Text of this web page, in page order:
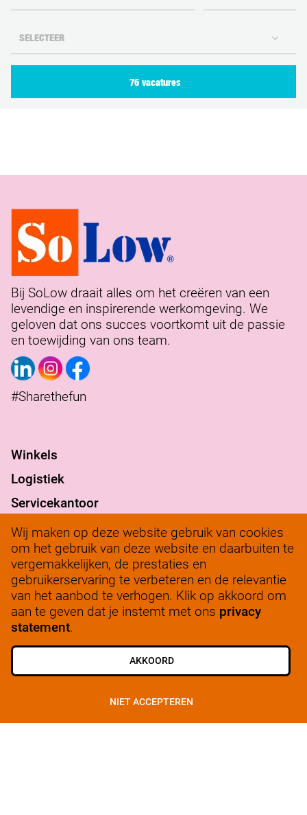
76 vacatures
Bij SoLow draait alles om het creëren van een
levendige en inspirerende werkomgeving. We
geloven dat ons succes voortkomt uit de passie
en toewijding van ons team.
#Sharethefun
Winkels
Logistiek
Servicekantoor
Verantwoord ondernemen
werkenbij@solow.nl
+ 31 345 62 14 32
Bedrijfsleidersportaal
Wij maken op deze website gebruik van cookies
om het gebruik van deze website en daarbuiten te
vergemakkelijken, de prestaties en
gebruikerservaring te verbeteren en de relevantie
van het aanbod te verhogen. Klik op akkoord om
aan te geven dat je instemt met ons privacy
statement.
AKKOORD
NIET ACCEPTEREN